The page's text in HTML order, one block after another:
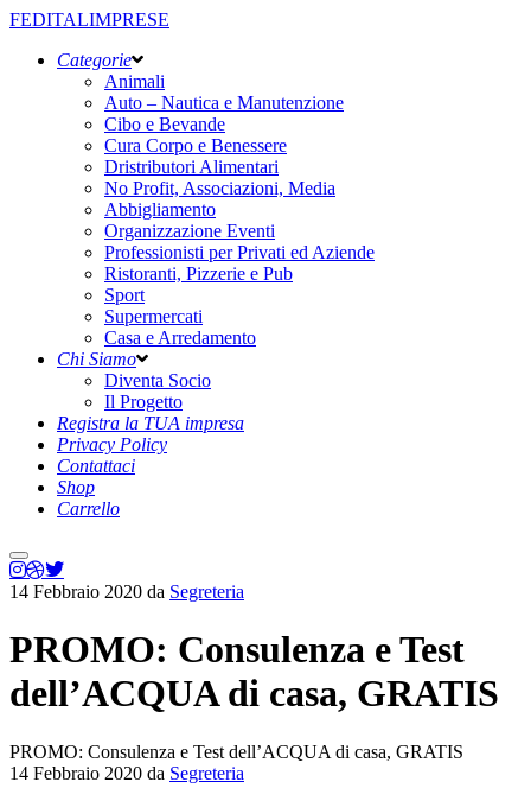
FEDITALIMPRESE
Categorie
Animali
Auto – Nautica e Manutenzione
Cibo e Bevande
Cura Corpo e Benessere
Dristributori Alimentari
No Profit, Associazioni, Media
Abbigliamento
Organizzazione Eventi
Professionisti per Privati ed Aziende
Ristoranti, Pizzerie e Pub
Sport
Supermercati
Casa e Arredamento
Chi Siamo
Diventa Socio
Il Progetto
Registra la TUA impresa
Privacy Policy
Contattaci
Shop
Carrello
Menu
principale
14 Febbraio 2020 da Segreteria
PROMO: Consulenza e Test
dell’ACQUA di casa, GRATIS
PROMO: Consulenza e Test dell’ACQUA di casa, GRATIS
14 Febbraio 2020 da Segreteria